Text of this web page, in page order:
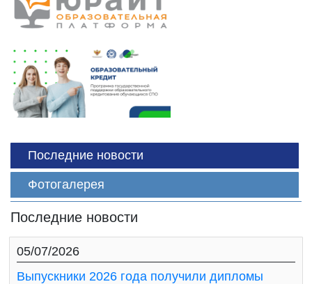
Последние новости
Фотогалерея
Последние новости
05/07/2026
Выпускники 2026 года получили дипломы